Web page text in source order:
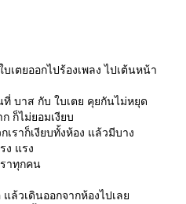
เตยออกไปร้องเพลง ไปเต้นหน้า
บาส กับ ใบเตย คุยกันไม่หยุด
ก็ไม่ยอมเงียบ
เราก็เงียบทั้งห้อง แล้วมีบาง
ง แรง
ราทุกคน
แล้วเดินออกจากห้องไปเล